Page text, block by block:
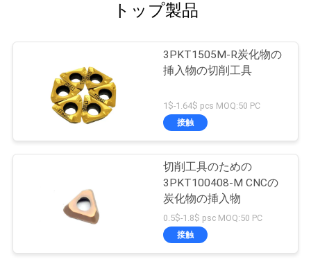
トップ製品
3PKT1505M-R炭化物の
挿入物の切削工具
1$-1.64$ pcs MOQ:50 PC
接触
切削工具のための
3PKT100408-M CNCの
炭化物の挿入物
0.5$-1.8$ psc MOQ:50 PC
接触